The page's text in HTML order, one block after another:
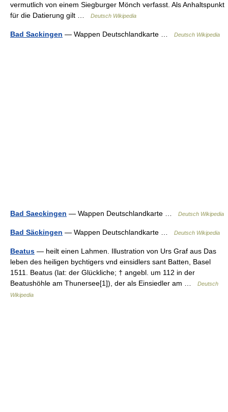
vermutlich von einem Siegburger Mönch verfasst. Als Anhaltspunkt
für die Datierung gilt …
Deutsch Wikipedia
Bad Sackingen — Wappen Deutschlandkarte … Deutsch Wikipedia
Bad Saeckingen — Wappen Deutschlandkarte … Deutsch Wikipedia
Bad Säckingen — Wappen Deutschlandkarte … Deutsch Wikipedia
Beatus — heilt einen Lahmen. Illustration von Urs Graf aus Das
leben des heiligen bychtigers vnd einsidlers sant Batten, Basel
1511. Beatus (lat: der Glückliche; † angebl. um 112 in der
Beatushöhle am Thunersee[1]), der als Einsiedler am …
Deutsch
Wikipedia